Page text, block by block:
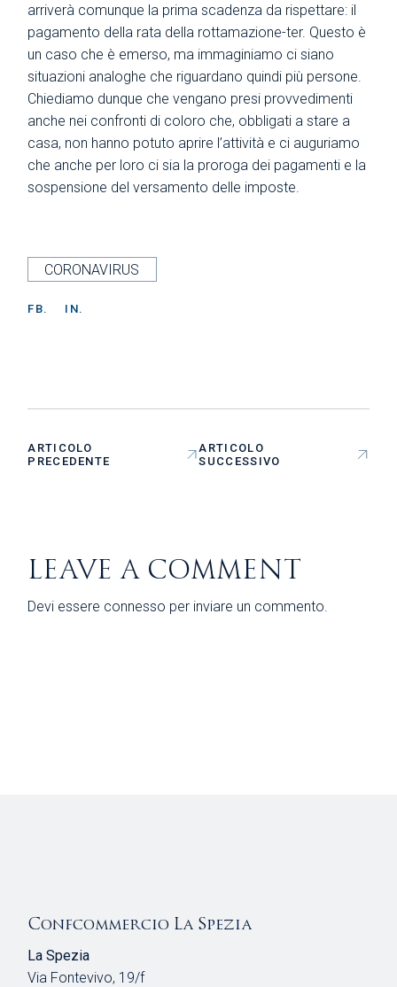
arriverà comunque la prima scadenza da rispettare: il
pagamento della rata della rottamazione-ter. Questo è
un caso che è emerso, ma immaginiamo ci siano
situazioni analoghe che riguardano quindi più persone.
Chiediamo dunque che vengano presi provvedimenti
anche nei confronti di coloro che, obbligati a stare a
casa, non hanno potuto aprire l’attività e ci auguriamo
che anche per loro ci sia la proroga dei pagamenti e la
sospensione del versamento delle imposte.
CORONAVIRUS
FB. IN.
ARTICOLO
PRECEDENTE
ARTICOLO
SUCCESSIVO
LEAVE A COMMENT
Devi essere connesso per inviare un commento.
Confcommercio La Spezia
La Spezia
Via Fontevivo, 19/f